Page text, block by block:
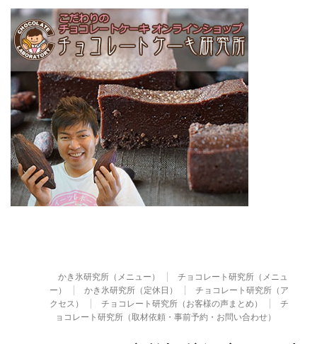
かき氷研究所（メニュー）
チョコレート研究所（メニュ
ー）
かき氷研究所（定休日）
チョコレート研究所（ア
クセス）
チョコレート研究所（お客様の声まとめ）
チ
ョコレート研究所（取材依頼・事前予約・お問い合わせ）